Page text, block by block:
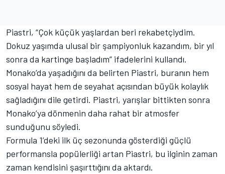
Piastri, “Çok küçük yaşlardan beri rekabetçiydim.
Dokuz yaşımda ulusal bir şampiyonluk kazandım, bir yıl
sonra da kartinge başladım” ifadelerini kullandı.
Monako’da yaşadığını da belirten Piastri, buranın hem
sosyal hayat hem de seyahat açısından büyük kolaylık
sağladığını dile getirdi. Piastri, yarışlar bittikten sonra
Monako’ya dönmenin daha rahat bir atmosfer
sunduğunu söyledi.
Formula 1’deki ilk üç sezonunda gösterdiği güçlü
performansla popülerliği artan Piastri, bu ilginin zaman
zaman kendisini şaşırttığını da aktardı.